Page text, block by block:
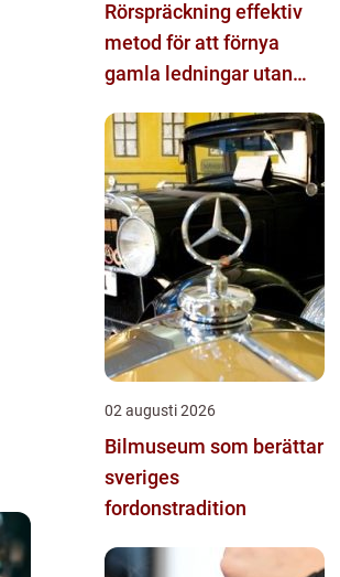
Rörspräckning effektiv
metod för att förnya
gamla ledningar utan
02 augusti 2026
Bilmuseum som berättar
sveriges
fordonstradition